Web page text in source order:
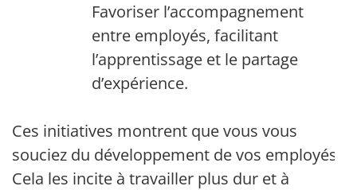
Favoriser l’accompagnement
entre employés, facilitant
l’apprentissage et le partage
d’expérience.
Ces initiatives montrent que vous vous
souciez du développement de vos employés.
Cela les incite à travailler plus dur et à